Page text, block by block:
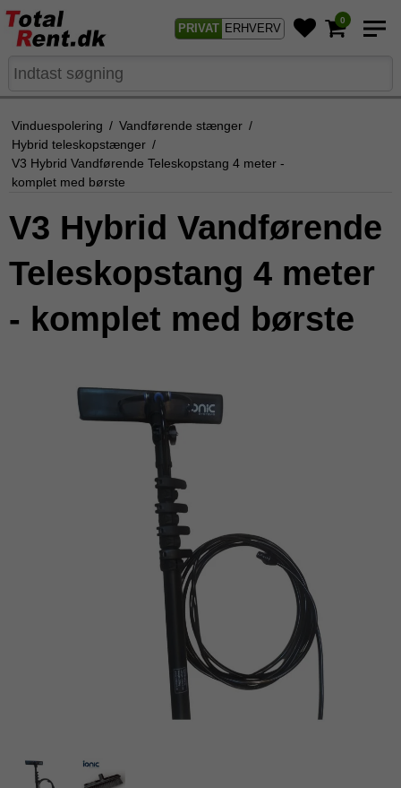
PRIVAT ERHVERV
0
Vinduespolering / Vandførende stænger /
Hybrid teleskopstænger /
V3 Hybrid Vandførende Teleskopstang 4 meter -
komplet med børste
V3 Hybrid Vandførende
Teleskopstang 4 meter
- komplet med børste